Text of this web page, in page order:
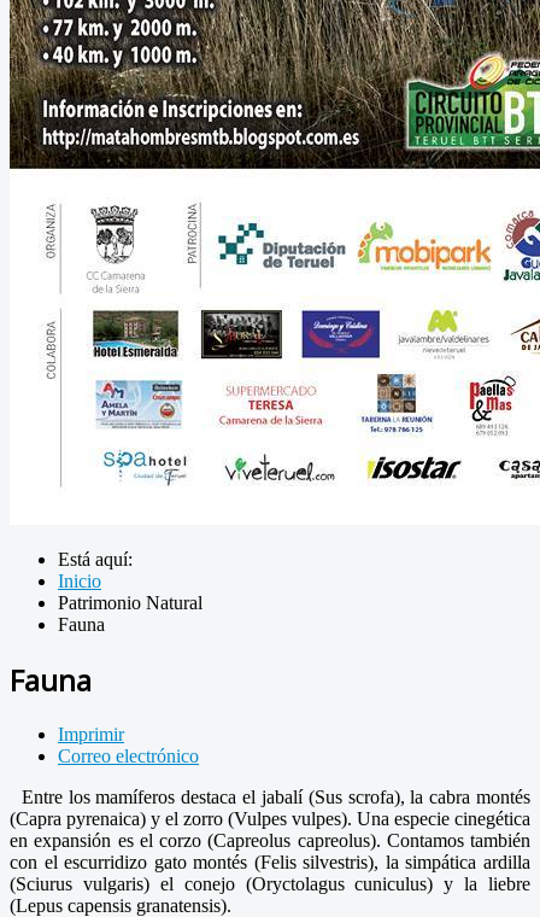
Está aquí:
Inicio
Patrimonio Natural
Fauna
Fauna
Imprimir
Correo electrónico
Entre los mamíferos destaca el jabalí (Sus scrofa), la cabra montés
(Capra pyrenaica) y el zorro (Vulpes vulpes). Una especie cinegética
en expansión es el corzo (Capreolus capreolus). Contamos también
con el escurridizo gato montés (Felis silvestris), la simpática ardilla
(Sciurus vulgaris) el conejo (Oryctolagus cuniculus) y la liebre
(Lepus capensis granatensis).